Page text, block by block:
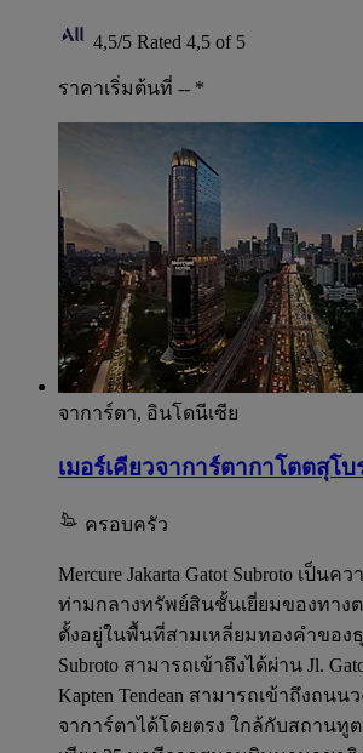
4,5/5 Rated 4,5 of 5
ราคาเริ่มต้นที่ -- *
จาการ์ตา, อินโดนีเซีย
เมอร์เคียวจาการ์ตากาโตตสุโบ
ครอบครัว
Mercure Jakarta Gatot Subroto เป็น
ท่ามกลางทรัพย์สินชั้นเยี่ยมของทาง
ตั้งอยู่ในพื้นที่สามเหลี่ยมทองคำของธุ
Subroto สามารถเข้าถึงได้ผ่าน Jl.
Kapten Tendean สามารถเข้าถึงถน
จาการ์ตาได้โดยตรง ใกล้กับสถานทู